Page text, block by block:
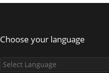
Choose your language